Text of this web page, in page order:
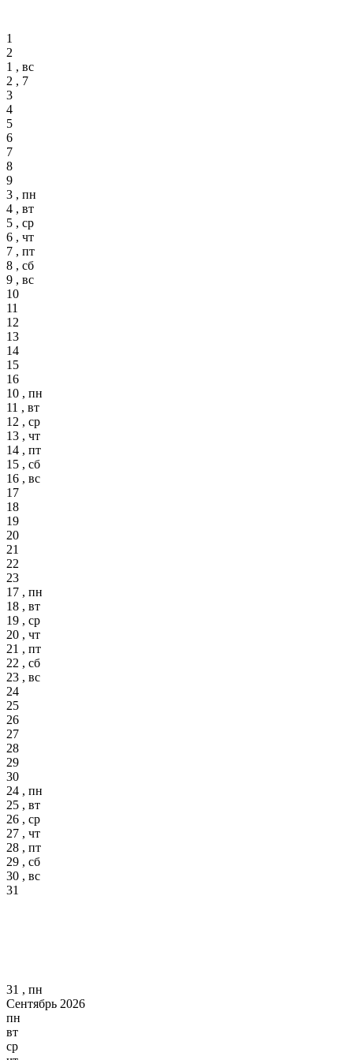
1
2
1 , вс
2 , 7
3
4
5
6
7
8
9
3 , пн
4 , вт
5 , ср
6 , чт
7 , пт
8 , сб
9 , вс
10
11
12
13
14
15
16
10 , пн
11 , вт
12 , ср
13 , чт
14 , пт
15 , сб
16 , вс
17
18
19
20
21
22
23
17 , пн
18 , вт
19 , ср
20 , чт
21 , пт
22 , сб
23 , вс
24
25
26
27
28
29
30
24 , пн
25 , вт
26 , ср
27 , чт
28 , пт
29 , сб
30 , вс
31
31 , пн
Сентябрь 2026
пн
вт
ср